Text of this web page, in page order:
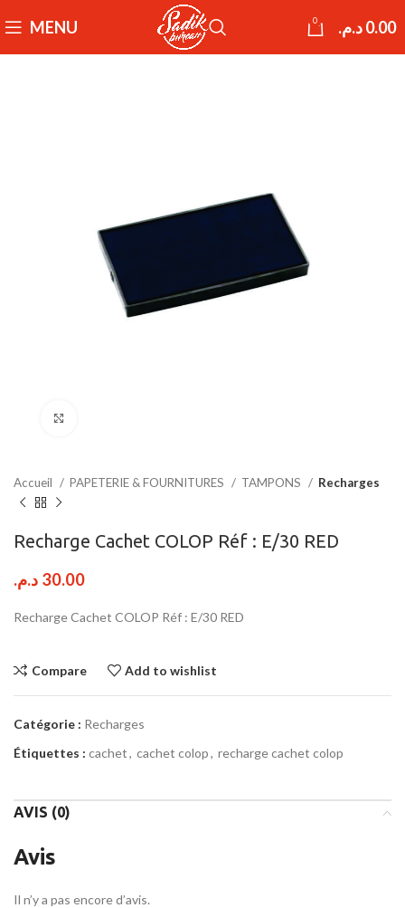
MENU 0 0.00د.م.
Accueil PAPETERIE & FOURNITURES TAMPONS Recharges
Recharge Cachet COLOP Réf : E/30 RED
30.00 د.م.
Recharge Cachet COLOP Réf : E/30 RED
Compare Add to wishlist
Catégorie : Recharges
Étiquettes : cachet, cachet colop, recharge cachet colop
AVIS (0)
Avis
Il n’y a pas encore d’avis.